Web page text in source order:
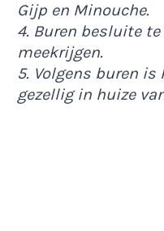
Gijp en Minouche.
4. Buren besluite
meekrijgen.
5. Volgens buren
gezellig in huize